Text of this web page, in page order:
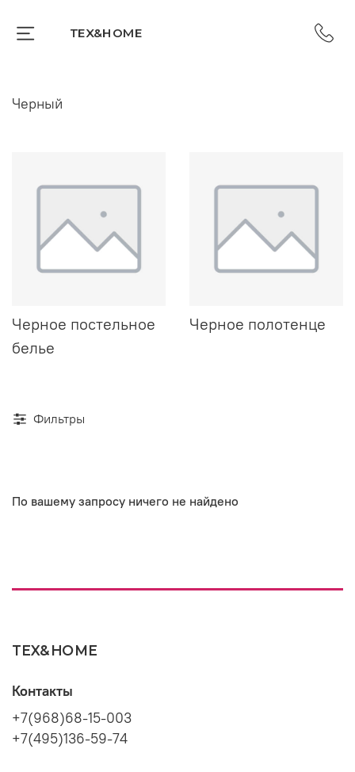
TEX&HOME
Черный
Черное постельное
белье
Черное полотенце
Фильтры
По вашему запросу ничего не найдено
TEX&HOME
Контакты
+7(968)68-15-003
+7(495)136-59-74